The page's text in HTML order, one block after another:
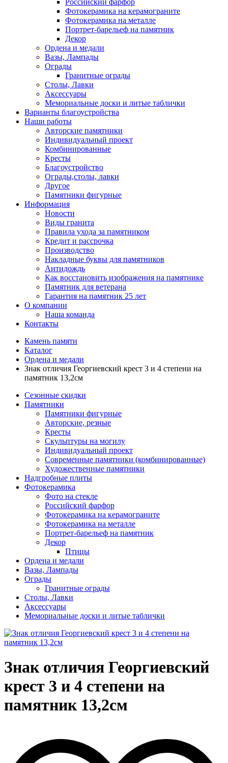
Фотокерамика на керамограните
Фотокерамика на металле
Портрет-барельеф на памятник
Декор
Ордена и медали
Вазы, Лампады
Ограды
Гранитные ограды
Столы, Лавки
Аксессуары
Мемориальные доски и литые таблички
Варианты благоустройства
Наши работы
Авторские памятники
Индивидуальный проект
Комбинированные
Кресты
Благоустройство
Ограды,столы, лавки
Другое
Памятники фигурные
Информация
Новости
Виды гранита
Правила ухода за памятником
Кредит и рассрочка
Производство
Накладные буквы для памятников
Антидождь
Как восстановить изображения на памятнике
Памятник для ветерана
Гарантия на памятник 25 лет
О компании
Наша команда
Контакты
Камень памяти
Каталог
Ордена и медали
Знак отличия Георгиевский крест 3 и 4 степени на
памятник 13,2см
Сезонные скидки
Памятники
Памятники фигурные
Авторские, резные
Кресты
Скульптуры на могилу
Индивидуальный проект
Современные памятники (комбинированные)
Художественные памятники
Надгробные плиты
Фотокерамика
Фото на стекле
Российский фарфор
Фотокерамика на керамограните
Фотокерамика на металле
Портрет-барельеф на памятник
Декор
Птицы
Ордена и медали
Вазы, Лампады
Ограды
Гранитные ограды
Столы, Лавки
Аксессуары
Мемориальные доски и литые таблички
Знак отличия Георгиевский
крест 3 и 4 степени на
памятник 13,2см